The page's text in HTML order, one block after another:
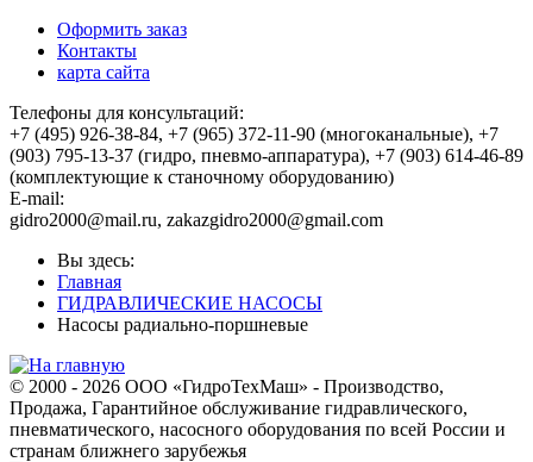
Оформить заказ
Контакты
карта сайта
Телефоны для консультаций:
+7 (495) 926-38-84, +7 (965) 372-11-90 (многоканальные), +7
(903) 795-13-37 (гидро, пневмо-аппаратура), +7 (903) 614-46-89
(комплектующие к станочному оборудованию)
E-mail:
,
Вы здесь:
Главная
ГИДРАВЛИЧЕСКИЕ НАСОСЫ
Насосы радиально-поршневые
© 2000 - 2026 ООО «ГидроТехМаш» - Производство,
Продажа, Гарантийное обслуживание гидравлического,
пневматического, насосного оборудования по всей России и
странам ближнего зарубежья